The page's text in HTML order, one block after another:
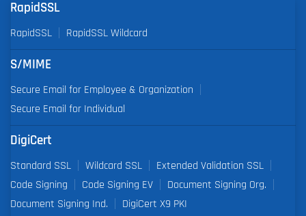
RapidSSL
RapidSSL RapidSSL Wildcard
S/MIME
Secure Email for Employee & Organization
Secure Email for Individual
DigiCert
Standard SSL Wildcard SSL
Extended Validation SSL
Code Signing
Code Signing EV
Document Signing Org.
Document Signing Ind.
DigiCert X9 PKI